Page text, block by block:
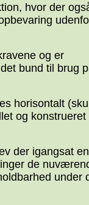
hvor der
og er
bund til brug
horisontalt
og konstrueret
der igangsat en
de
under